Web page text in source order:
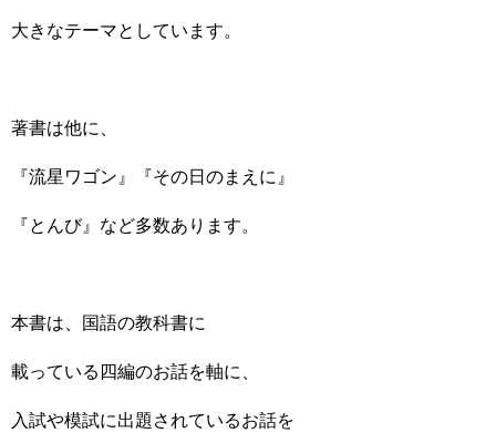
大きなテーマとしています。
著書は他に、
『流星ワゴン』『その日のまえに』
『とんび』など多数あります。
本書は、国語の教科書に
載っている四編のお話を軸に、
入試や模試に出題されているお話を